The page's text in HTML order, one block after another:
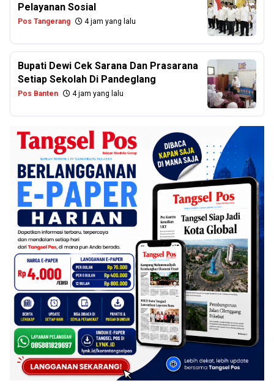
Pelayanan Sosial
Pos Tangerang 4 jam yang lalu
Bupati Dewi Cek Sarana Dan Prasarana
Setiap Sekolah Di Pandeglang
Pos Banten 4 jam yang lalu